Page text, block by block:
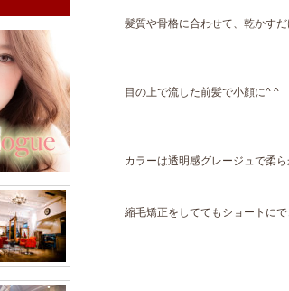
髪質や骨格に合わせて、乾かす
目の上で流した前髪で小顔に^ ^
カラーは透明感グレージュで柔
縮毛矯正をしててもショートに